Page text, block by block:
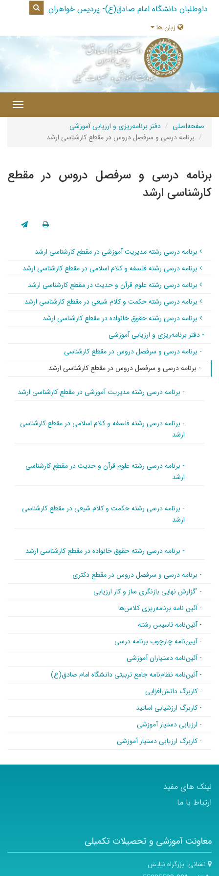
داوطلبان دانشگاه امام صادق(ع)- پردیس خواهران
زبان ها
صفحه‌اصلی
دفتر برنامه‌ریزی و ارزیابی آموزشی
برنامه درسی و سرفصل دروس در مقطع کارشناسی ارشد
برنامه درسی و سرفصل دروس در مقطع
کارشناسی ارشد
برنامه درسی رشته مدیریت آموزشی در مقطع کارشناسی ارشد
برنامه درسی رشته فلسفه و کلام اسلامی در مقطع کارشناسی ارشد
برنامه درسی رشته علوم قرآن و حدیث در مقطع کارشناسی ارشد
برنامه درسی رشته حکمت و کلام شیعی در مقطع کارشناسی ارشد
برنامه درسی رشته حقوق خانواده در مقطع کارشناسی ارشد
- دفتر برنامه‌ریزی و ارزیابی آموزشی
- برنامه درسی و سرفصل دروس در مقطع کارشناسی
- برنامه درسی و سرفصل دروس در مقطع کارشناسی ارشد
- برنامه درسی رشته مدیریت آموزشی در مقطع کارشناسی ارشد
- برنامه درسی رشته فلسفه و کلام اسلامی در مقطع کارشناسی
ارشد
- برنامه درسی رشته علوم قرآن و حدیث در مقطع کارشناسی
ارشد
- برنامه درسی رشته حکمت و کلام شیعی در مقطع کارشناسی
ارشد
- برنامه درسی رشته حقوق خانواده در مقطع کارشناسی ارشد
- برنامه درسی و سرفصل دروس در مقطع دکتری
- 'گزارش نهایی بازنگری ساز و کار ارزیابی
- آئین نامه برنامه‌ریزی کلاس‌ها
- آئین‌نامه تاسیس رشته
- آیین‌نامه چارچوب برنامه درسی
- آئین‌نامه دستیاران آموزشی
- آئین‌نامه نظام‌نامه جامع تربیتی دانشگاه امام صادق(ع)
- کاربرگ دانش‌افزایی
- کاربرگ ارزشیابی اساتید
- ارزیابی دستیار آموزشی
- کاربرگ ارزیابی دستیار آموزشی
لینک های مفید
ارتباط با ما
معاونت آموزشی و تحصیلات تکمیلی
نشانی: بزرگراه نیایش